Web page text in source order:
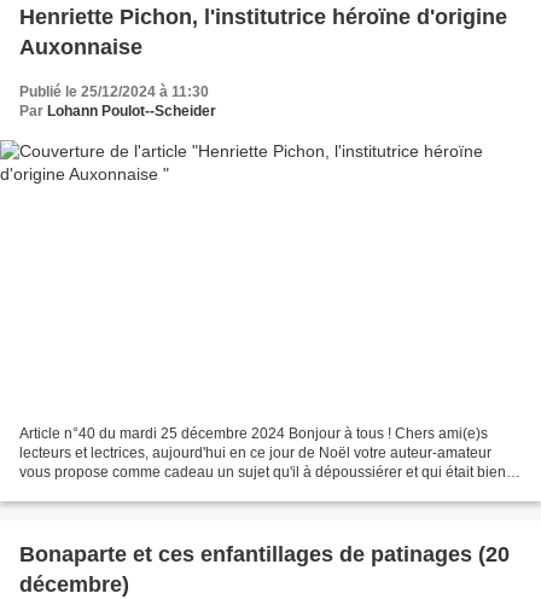
Henriette Pichon, l'institutrice héroïne d'origine
Auxonnaise
Publié le 25/12/2024 à 11:30
Par Lohann Poulot--Scheider
Article n°40 du mardi 25 décembre 2024 Bonjour à tous ! Chers ami(e)s
lecteurs et lectrices, aujourd'hui en ce jour de Noël votre auteur-amateur
vous propose comme cadeau un sujet qu'il à dépoussiérer et qui était bien
Bonaparte et ces enfantillages de patinages (20
décembre)